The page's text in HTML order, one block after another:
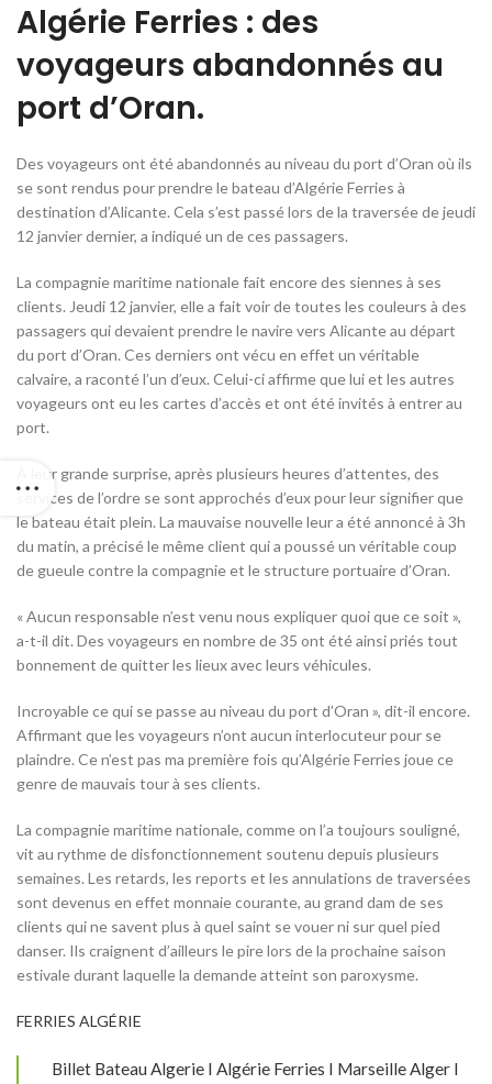
Algérie Ferries : des
voyageurs abandonnés au
port d’Oran.
Des voyageurs ont été abandonnés au niveau du port d’Oran où ils
se sont rendus pour prendre le bateau d’Algérie Ferries à
destination d’Alicante. Cela s’est passé lors de la traversée de jeudi
12 janvier dernier, a indiqué un de ces passagers.
La compagnie maritime nationale fait encore des siennes à ses
clients. Jeudi 12 janvier, elle a fait voir de toutes les couleurs à des
passagers qui devaient prendre le navire vers Alicante au départ
du port d’Oran. Ces derniers ont vécu en effet un véritable
calvaire, a raconté l’un d’eux. Celui-ci affirme que lui et les autres
voyageurs ont eu les cartes d’accès et ont été invités à entrer au
port.
À leur grande surprise, après plusieurs heures d’attentes, des
services de l’ordre se sont approchés d’eux pour leur signifier que
le bateau était plein. La mauvaise nouvelle leur a été annoncé à 3h
du matin, a précisé le même client qui a poussé un véritable coup
de gueule contre la compagnie et le structure portuaire d’Oran.
« Aucun responsable n’est venu nous expliquer quoi que ce soit »,
a-t-il dit. Des voyageurs en nombre de 35 ont été ainsi priés tout
bonnement de quitter les lieux avec leurs véhicules.
Incroyable ce qui se passe au niveau du port d’Oran », dit-il encore.
Affirmant que les voyageurs n’ont aucun interlocuteur pour se
plaindre. Ce n’est pas ma première fois qu’Algérie Ferries joue ce
genre de mauvais tour à ses clients.
La compagnie maritime nationale, comme on l’a toujours souligné,
vit au rythme de disfonctionnement soutenu depuis plusieurs
semaines. Les retards, les reports et les annulations de traversées
sont devenus en effet monnaie courante, au grand dam de ses
clients qui ne savent plus à quel saint se vouer ni sur quel pied
danser. Ils craignent d’ailleurs le pire lors de la prochaine saison
estivale durant laquelle la demande atteint son paroxysme.
FERRIES ALGÉRIE
Billet Bateau Algerie I Algérie Ferries I Marseille Alger I